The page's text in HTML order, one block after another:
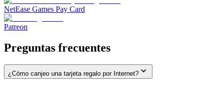
NetEase Games Pay Card
Patreon
Preguntas frecuentes
¿Cómo canjeo una tarjeta regalo por Internet?